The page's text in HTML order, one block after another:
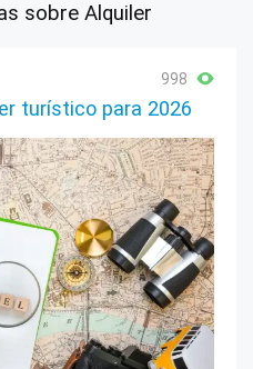
sobre Alquiler
998
turístico para 2026